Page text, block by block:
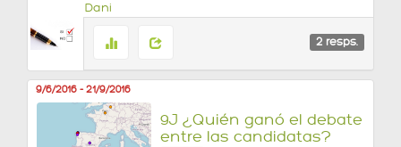
Dani
2 resps.
9/6/2016 - 21/9/2016
9J ¿Quién ganó el debate
entre las candidatas?